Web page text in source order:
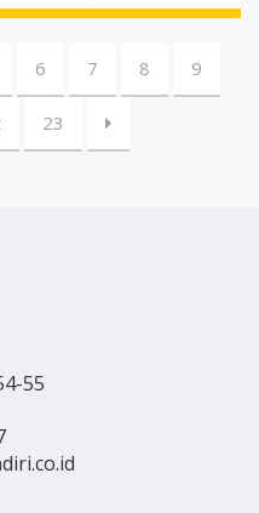
6 7 8 9
23
55